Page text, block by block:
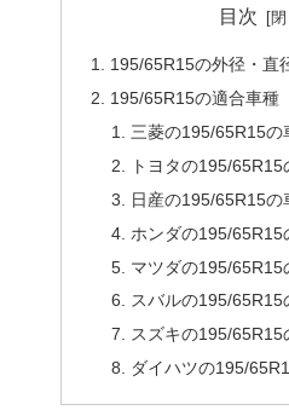
目次
195/65R15の外径・直
195/65R15の適合車種
三菱の195/65R15の
トヨタの195/65R15
日産の195/65R15の
ホンダの195/65R15
マツダの195/65R15
スバルの195/65R15
スズキの195/65R15
ダイハツの195/